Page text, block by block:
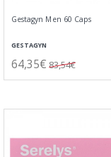
Gestagyn Men 60 Caps
GESTAGYN
64,35€ 83,54€